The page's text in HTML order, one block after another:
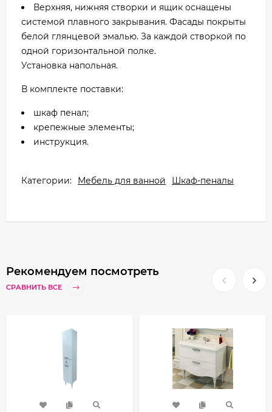
Верхняя, нижняя створки и ящик оснащены
системой плавного закрывания. Фасады покрыты
белой глянцевой эмалью. За каждой створкой по
одной горизонтальной полке.
Установка напольная.
В комплекте поставки:
шкаф пенал;
крепежные элементы;
инструкция.
Категории: Мебель для ванной Шкаф-пеналы
Рекомендуем посмотреть
СРАВНИТЬ ВСЕ